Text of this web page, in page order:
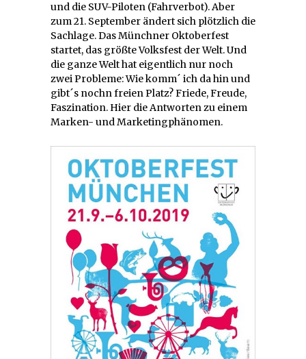
und die SUV-Piloten (Fahrverbot). Aber
zum 21. September ändert sich plötzlich die
Sachlage. Das Münchner Oktoberfest
startet, das größte Volksfest der Welt. Und
die ganze Welt hat eigentlich nur noch
zwei Probleme: Wie komm´ ich da hin und
gibt´s nochn freien Platz? Friede, Freude,
Faszination. Hier die Antworten zu einem
Marken- und Marketingphänomen.